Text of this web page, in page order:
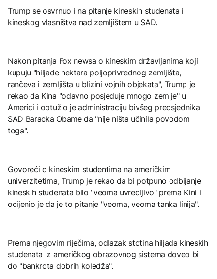
Trump se osvrnuo i na pitanje kineskih studenata i
kineskog vlasništva nad zemljištem u SAD.
Nakon pitanja Fox newsa o kineskim državljanima koji
kupuju "hiljade hektara poljoprivrednog zemljišta,
rančeva i zemljišta u blizini vojnih objekata", Trump je
rekao da Kina "odavno posjeduje mnogo zemlje" u
Americi i optužio je administraciju bivšeg predsjednika
SAD Baracka Obame da "nije ništa učinila povodom
toga".
Govoreći o kineskim studentima na američkim
univerzitetima, Trump je rekao da bi potpuno odbijanje
kineskih studenata bilo "veoma uvredljivo" prema Kini i
ocijenio je da je to pitanje "veoma, veoma tanka linija".
Prema njegovim riječima, odlazak stotina hiljada kineskih
studenata iz američkog obrazovnog sistema doveo bi
do "bankrota dobrih koledža".